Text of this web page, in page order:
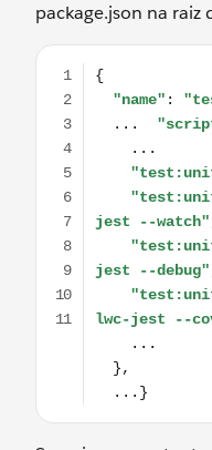
package.json na raiz
{ "name": "test-lwc",